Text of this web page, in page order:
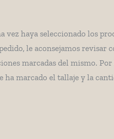
vez haya seleccionado los
le aconsejamos revisar
marcadas del mismo. Por
ha marcado el tallaje y la